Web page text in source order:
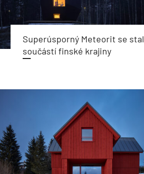
Superúsporný Meteorit se stal
součástí finské krajiny